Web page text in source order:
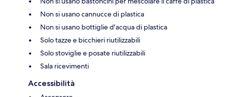
Non si usano cannucce di plastica
Non si usano bottiglie d'acqua di plastica
Solo tazze e bicchieri riutilizzabili
Solo stoviglie e posate riutilizzabili
Sala ricevimenti
Accessibilità